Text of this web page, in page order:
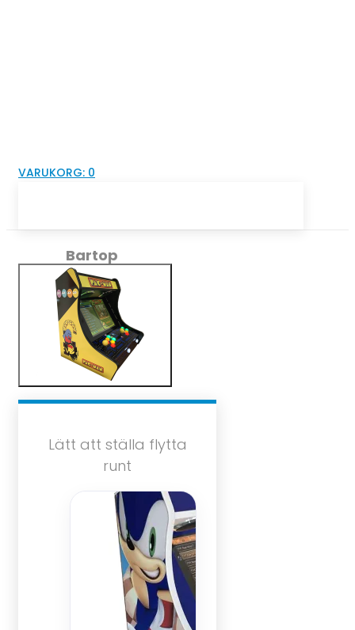
VARUKORG: 0
Bartop
Lätt att ställa flytta
runt